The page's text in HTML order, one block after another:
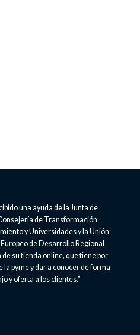
una ayuda de la Junta de
de Transformación
y Universidades y la Unión
de Desarrollo Regional
su tienda online, que tiene por
la pyme y dar a conocer de forma
y oferta a los clientes.”